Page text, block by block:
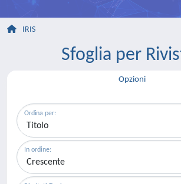
IRIS
Sfoglia per
Opzioni
Ordina per:
In ordine: